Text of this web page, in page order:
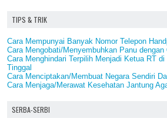
TIPS & TRIK
Cara Mempunyai Banyak Nomor Telepon
Cara Mengobati/Menyembuhkan Panu dengan
Cara Menghindari Terpilih Menjadi Ketua RT
Tinggal
Cara Menciptakan/Membuat Negara Sendiri
Cara Menjaga/Merawat Kesehatan Jantung
SERBA-SERBI